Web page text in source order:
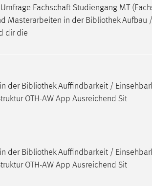
Fachschaft Studiengang MT
Masterarbeiten in der BibliothekAufbau /
dir die
der BibliothekAuffindbarkeit /
OTH-AW App Ausreichend Sit
der BibliothekAuffindbarkeit /
OTH-AW App Ausreichend Sit